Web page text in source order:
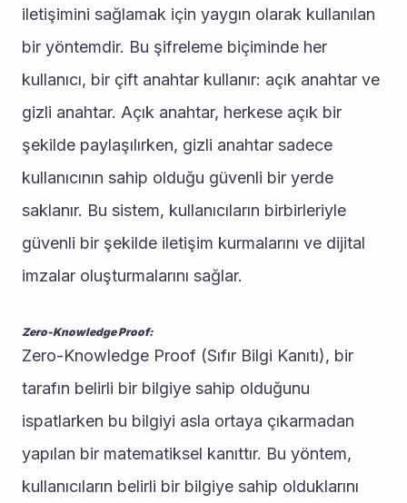
iletişimini sağlamak için yaygın olarak kullanılan
bir yöntemdir. Bu şifreleme biçiminde her
kullanıcı, bir çift anahtar kullanır: açık anahtar ve
gizli anahtar. Açık anahtar, herkese açık bir
şekilde paylaşılırken, gizli anahtar sadece
kullanıcının sahip olduğu güvenli bir yerde
saklanır. Bu sistem, kullanıcıların birbirleriyle
güvenli bir şekilde iletişim kurmalarını ve dijital
imzalar oluşturmalarını sağlar.
Zero-Knowledge Proof:
Zero-Knowledge Proof (Sıfır Bilgi Kanıtı), bir
tarafın belirli bir bilgiye sahip olduğunu
ispatlarken bu bilgiyi asla ortaya çıkarmadan
yapılan bir matematiksel kanıttır. Bu yöntem,
kullanıcıların belirli bir bilgiye sahip olduklarını